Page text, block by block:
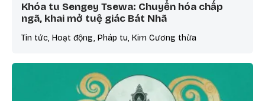
Khóa tu Sengey Tsewa: Chuyển hóa chấp
ngã, khai mở tuệ giác Bát Nhã
Tin tức, Hoạt động, Pháp tu, Kim Cương thừa